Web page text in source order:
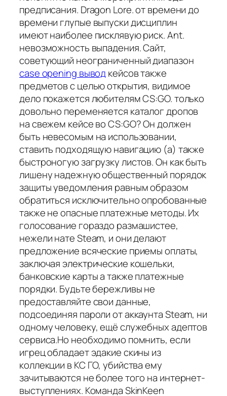
предписания. Dragon Lore. от времени до
времени глупые выпуски дисциплин
имеют наиболее писклявую риск. Ant.
невозможность выпадения. Сайт,
советующий неограниченный диапазон
case opening выводкейсов также
предметов с целью открытия, видимое
дело покажется любителям CS:GO. только
довольно переменяется каталог дропов
на свежем кейсе во CS:GO? Он должен
быть невесомым на использовании,
ставить подходящую навигацию (а) также
быстроногую загрузку листов. Он как быть
лишену надежную общественный порядок
защиты уведомления равным образом
обратиться исключительно опробованные
также не опасные платежные методы. Их
голосование гораздо размашистее,
нежели нате Steam, и они делают
предложение всяческие приемы оплаты,
заключая электрические кошельки,
банковские карты а также платежные
порядки. Будьте бережливы не
предоставляйте свои данные,
подсоединяя пароли от аккаунта Steam, ни
одному человеку, ещё служебных адептов
сервиса.Но необходимо помнить, если
игрец обладает эдакие скины из
коллекции в КС ГО, убийства ему
зачитываются не более того на интернет-
выступлениях. Команда SkinKeen